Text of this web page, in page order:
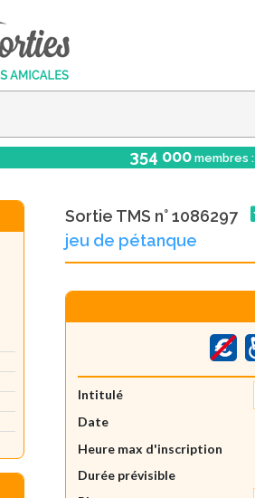
354 000 membres
Sortie TMS n° 1086297
jeu de pétanque
Intitulé
Date
Heure max d'inscription
Durée prévisible